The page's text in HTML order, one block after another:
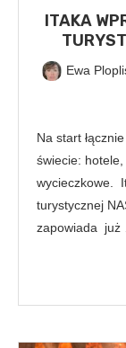
ITAKA
Ewa
Na start
świecie:
wycieczkowe.
turystycznej
zapowiada już